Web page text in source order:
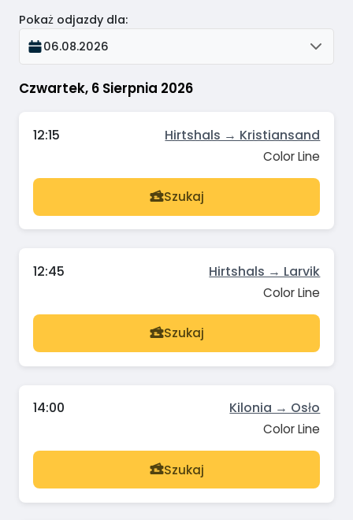
Czwartek, 6 Sierpnia 2026
Pokaż odjazdy dla:
06.08.2026
12:15 Hirtshals → Kristiansand
Color Line
Szukaj
12:45 Hirtshals → Larvik
Color Line
Szukaj
14:00 Kilonia → Osło
Color Line
Szukaj